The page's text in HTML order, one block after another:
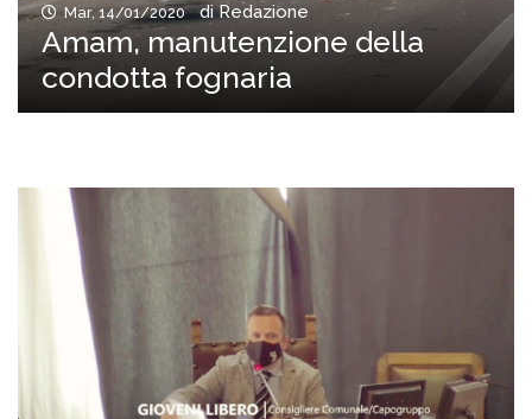
Mar, 14/01/2020 di Redazione
Amam, manutenzione della
condotta fognaria